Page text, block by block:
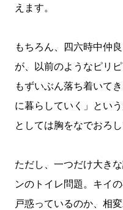
えます。
もちろん、四六時中仲
が、以前のようなピリ
もずいぶん落ち着いて
に暮らしていく」とい
としては胸をなでおろし
ただし、一つだけ大き
ンのトイレ問題。キイ
戸惑っているのか、相